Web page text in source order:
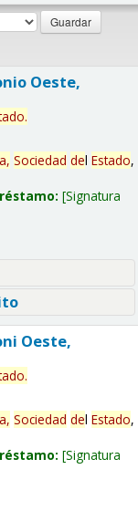
Oeste,
.
Sociedad del Estado,
Signatura
Oeste,
.
Sociedad del Estado,
Signatura